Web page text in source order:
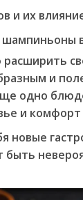
и их
и
одно
и
новые